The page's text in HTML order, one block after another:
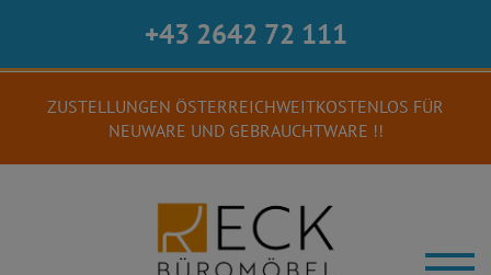
+43 2642 72 111
ZUSTELLUNGEN ÖSTERREICHWEITKOSTENLOS FÜR
NEUWARE UND GEBRAUCHTWARE !!